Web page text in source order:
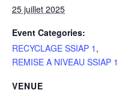
25 juillet 2025
Event Categories:
RECYCLAGE SSIAP 1 ,
REMISE A NIVEAU SSIAP 1
VENUE